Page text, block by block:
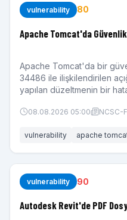
vulnerability 80
Apache Tomcat'da Güvenlik
Apache Tomcat'da bir
34486 ile ilişkilendirilen
yapılan düzeltmenin bir
08.08.2026 05:00 NCSC-
vulnerability apache
vulnerability 90
Autodesk Revit'de PDF